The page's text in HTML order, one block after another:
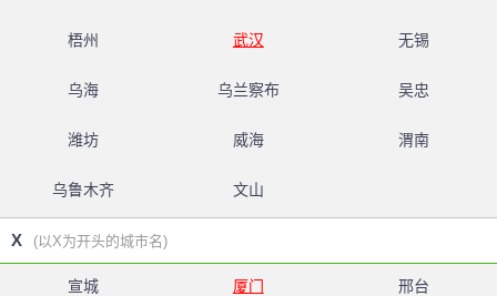
梧州 武汉 无锡
乌海 乌兰察布 吴忠
潍坊 威海 渭南
乌鲁木齐 文山
X (以X为开头的城市名)
宣城 厦门 邢台